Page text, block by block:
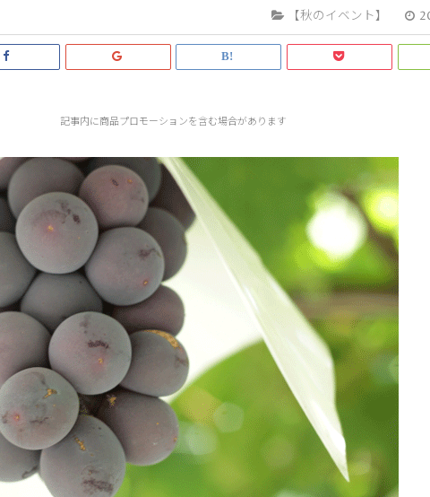
【秋のイベント】
記事内に商品プロモーションを含む場合があります